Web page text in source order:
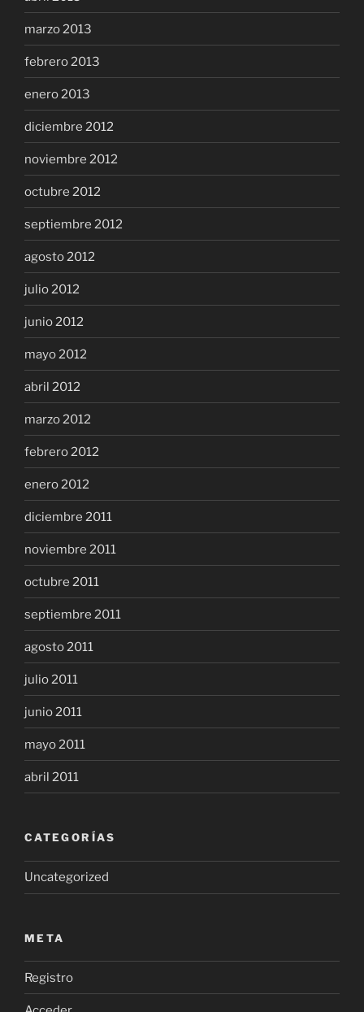
marzo 2013
febrero 2013
enero 2013
diciembre 2012
noviembre 2012
octubre 2012
septiembre 2012
agosto 2012
julio 2012
junio 2012
mayo 2012
abril 2012
marzo 2012
febrero 2012
enero 2012
diciembre 2011
noviembre 2011
octubre 2011
septiembre 2011
agosto 2011
julio 2011
junio 2011
mayo 2011
abril 2011
CATEGORÍAS
Uncategorized
META
Registro